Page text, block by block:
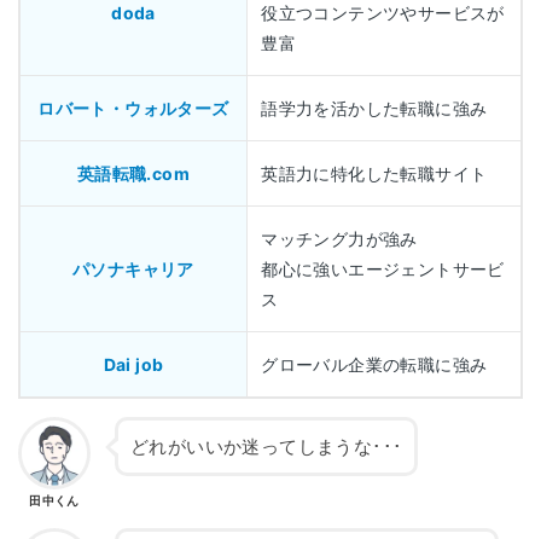
doda
役立つコンテンツやサービスが
豊富
ロバート・ウォルターズ 語学力を活かした転職に強み
英語転職.com 英語力に特化した転職サイト
パソナキャリア
マッチング力が強み
都心に強いエージェントサービ
ス
Dai job グローバル企業の転職に強み
田中くん
どれがいいか迷ってしまうな･･･